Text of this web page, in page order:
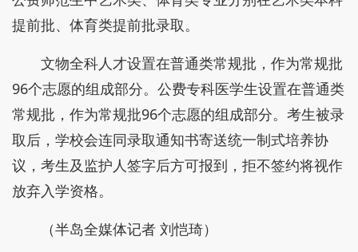
提前批、体育类提前批录取。
文物全科人才设置在普通类常规批，作为常规批
96个志愿的组成部分。公费专科医学生设置在普通类
常规批，作为常规批96个志愿的组成部分。考生被录
取后，学校会连同录取通知书寄送统一制式培养协
议，考生及监护人签字后方可报到，拒不签约将视作
放弃入学资格。
（半岛全媒体记者 刘恺琦）